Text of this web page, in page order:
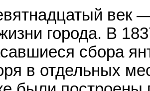
век
города. В
сбора
в отдельных